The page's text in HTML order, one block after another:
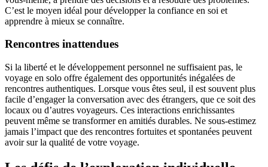
C’est le moyen idéal pour développer la confiance en soi et
apprendre à mieux se connaître.
Rencontres inattendues
Si la liberté et le développement personnel ne suffisaient pas, le
voyage en solo offre également des opportunités inégalées de
rencontres authentiques. Lorsque vous êtes seul, il est souvent plus
facile d’engager la conversation avec des étrangers, que ce soit des
locaux ou d’autres voyageurs. Ces interactions enrichissantes
peuvent même se transformer en amitiés durables. Ne sous-estimez
jamais l’impact que des rencontres fortuites et spontanées peuvent
avoir sur la qualité de votre voyage.